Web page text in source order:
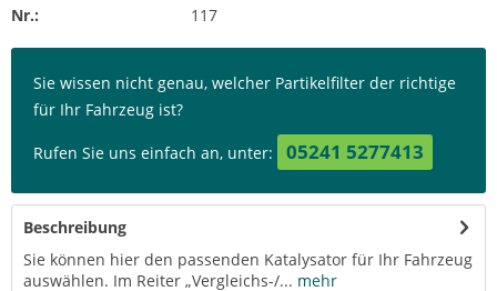
Nr.:
117
Sie wissen nicht genau, welcher Partikelfilter der richtige
für Ihr Fahrzeug ist?
Rufen Sie uns einfach an, unter: 05241 5277413
Beschreibung
Sie können hier den passenden Katalysator für Ihr Fahrzeug
auswählen. Im Reiter „Vergleichs-/... mehr